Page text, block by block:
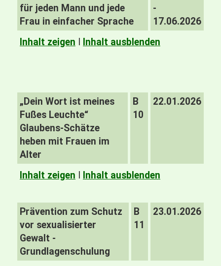
für jeden Mann und jede
Frau in einfacher Sprache
-
17.06.2026
Inhalt zeigen
Inhalt ausblenden
„Dein Wort ist meines
Fußes Leuchte“
Glaubens-Schätze
heben mit Frauen im
Alter
B
10
22.01.2026
Inhalt zeigen Inhalt ausblenden
Prävention zum Schutz
vor sexualisierter
Gewalt -
Grundlagenschulung
B
11
23.01.2026